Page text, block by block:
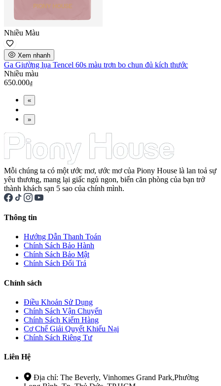
Nhiều Màu
Xem nhanh
Ga Giường lụa Tencel 60s màu trơn bo chun đủ kích thước
Nhiều màu
650.000₫
«
»
Mỗi chúng ta có một ước mơ, ước mơ của Piony House là lan toả sự
yêu thương, mang lại giấc ngủ ngon, biến căn phòng của bạn trở
thành khách sạn 5 sao của chính mình.
Thông tin
Hướng Dẫn Thanh Toán
Chính Sách Bảo Hành
Chính Sách Bảo Mật
Chính Sách Đổi Trả
Chính sách
Điều Khoản Sử Dụng
Chính Sách Vận Chuyển
Chính Sách Kiểm Hàng
Cơ Chế Giải Quyết Khiếu Nại
Chính Sách Riêng Tư
Liên Hệ
Địa chỉ: The Beverly, Vinhomes Grand Park,Phường